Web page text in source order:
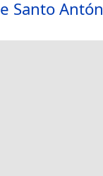
Santo